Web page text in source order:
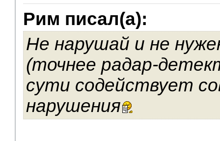
Рим писал(а):
Не нарушай и не
(точнее радар-
сути содействует
нарушения